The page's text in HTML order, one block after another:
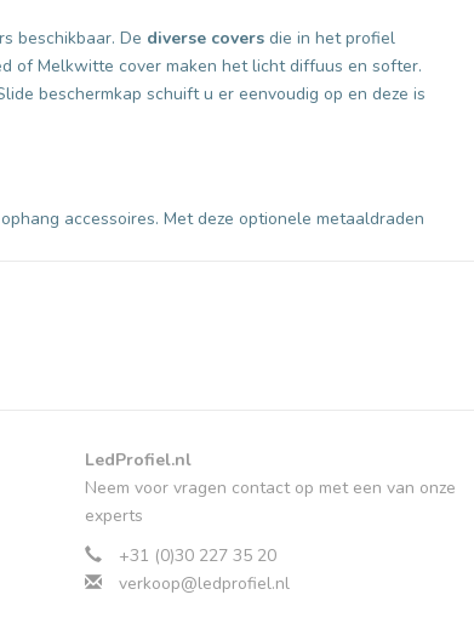
beschikbaar. De diverse covers die in het profiel
of Melkwitte cover maken het licht diffuus en softer.
beschermkap schuift u er eenvoudig op en deze is
accessoires. Met deze optionele metaaldraden
LedProfiel.nl
Neem voor vragen contact op met een van onze
experts
+31 (0)30 227 35 20
verkoop@ledprofiel.nl